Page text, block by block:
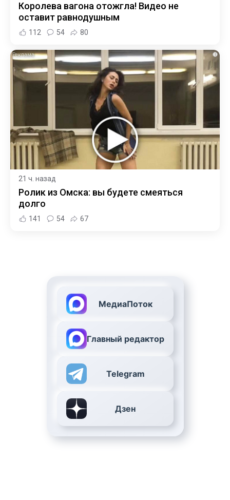
Королева вагона отожгла! Видео не
оставит равнодушным
112 54 80
i
21 ч. назад
Ролик из Омска: вы будете смеяться
долго
141 54 67
МедиаПоток
Главный редактор
Telegram
Дзен